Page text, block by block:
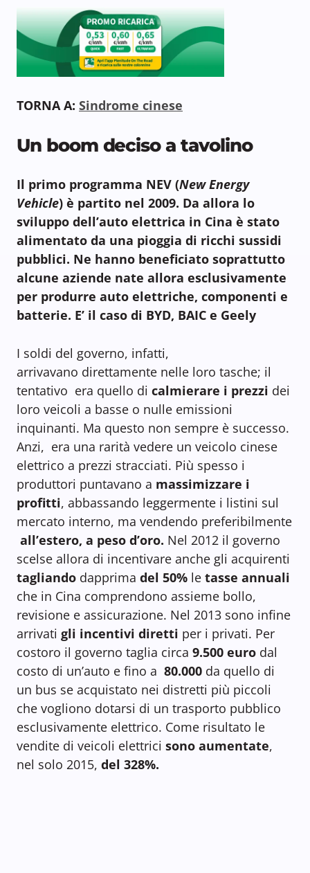
TORNA A: Sindrome cinese
Un boom deciso a tavolino
Il primo programma NEV (New Energy
Vehicle) è partito nel 2009. Da allora lo
sviluppo dell’auto elettrica in Cina è stato
alimentato da una pioggia di ricchi sussidi
pubblici. Ne hanno beneficiato soprattutto
alcune aziende nate allora esclusivamente
per produrre auto elettriche, componenti e
batterie. E’ il caso di BYD, BAIC e Geely
I soldi del governo, infatti,
arrivavano direttamente nelle loro tasche; il
tentativo era quello di calmierare i prezzi dei
loro veicoli a basse o nulle emissioni
inquinanti. Ma questo non sempre è successo.
Anzi, era una rarità vedere un veicolo cinese
elettrico a prezzi stracciati. Più spesso i
produttori puntavano a massimizzare i
profitti, abbassando leggermente i listini sul
mercato interno, ma vendendo preferibilmente
all’estero, a peso d’oro. Nel 2012 il governo
scelse allora di incentivare anche gli acquirenti
tagliando dapprima del 50% le tasse annuali
che in Cina comprendono assieme bollo,
revisione e assicurazione. Nel 2013 sono infine
arrivati gli incentivi diretti per i privati. Per
costoro il governo taglia circa 9.500 euro dal
costo di un’auto e fino a 80.000 da quello di
un bus se acquistato nei distretti più piccoli
che vogliono dotarsi di un trasporto pubblico
esclusivamente elettrico. Come risultato le
vendite di veicoli elettrici sono aumentate,
nel solo 2015, del 328%.